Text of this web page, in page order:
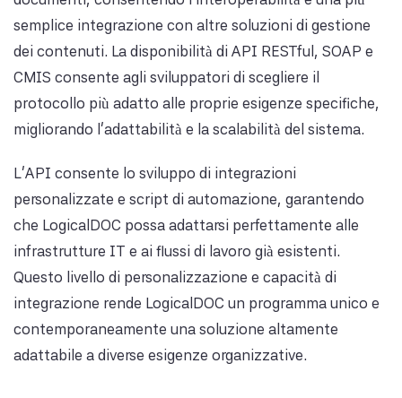
semplice integrazione con altre soluzioni di gestione
dei contenuti. La disponibilità di API RESTful, SOAP e
CMIS consente agli sviluppatori di scegliere il
protocollo più adatto alle proprie esigenze specifiche,
migliorando l'adattabilità e la scalabilità del sistema.
L'API consente lo sviluppo di integrazioni
personalizzate e script di automazione, garantendo
che LogicalDOC possa adattarsi perfettamente alle
infrastrutture IT e ai flussi di lavoro già esistenti.
Questo livello di personalizzazione e capacità di
integrazione rende LogicalDOC un programma unico e
contemporaneamente una soluzione altamente
adattabile a diverse esigenze organizzative.